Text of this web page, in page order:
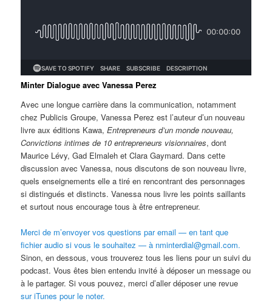
Minter Dialogue avec Vanessa Perez
Avec une longue carrière dans la communication, notamment
chez Publicis Groupe, Vanessa Perez est l’auteur d’un nouveau
livre aux éditions Kawa,Entrepreneurs d’un monde nouveau,
Convictions intimes de 10 entrepreneurs visionnaires, dont
Maurice Lévy, Gad Elmaleh et Clara Gaymard. Dans cette
discussion avec Vanessa, nous discutons de son nouveau livre,
quels enseignements elle a tiré en rencontrant des personnages
si distingués et distincts. Vanessa nous livre les points saillants
et surtout nous encourage tous à être entrepreneur.
Merci de m’envoyer vos questions par email — en tant que
fichier audio si vous le souhaitez — à nminterdial@gmail.com.
Sinon, en dessous, vous trouverez tous les liens pour un suivi du
podcast. Vous êtes bien entendu invité à déposer un message ou
à le partager. Si vous pouvez, merci d’aller déposer une revue
sur iTunes pour le noter.